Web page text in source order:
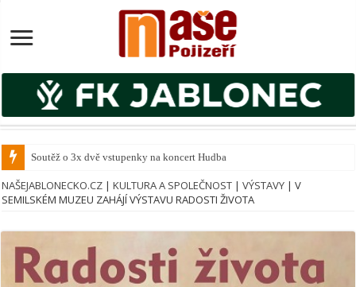
Soutěž o 3x dvě vstupenky na koncert Hudba z Notre Dame
NAŠEJABLONECKO.CZ | KULTURA A SPOLEČNOST | VÝSTAVY | V
SEMILSKÉM MUZEU ZAHÁJÍ VÝSTAVU RADOSTI ŽIVOTA